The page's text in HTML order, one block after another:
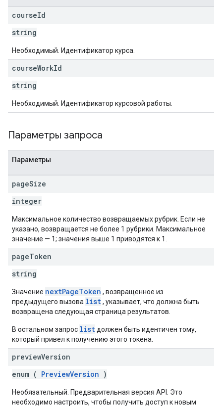
courseId
string
Необходимый. Идентификатор курса.
courseWorkId
string
Необходимый. Идентификатор курсовой работы.
Параметры запроса
Параметры
pageSize
integer
Максимальное количество возвращаемых рубрик. Если не
указано, возвращается не более 1 рубрики. Максимальное
значение — 1; значения выше 1 приводятся к 1.
pageToken
string
Значение nextPageToken , возвращенное из
предыдущего вызова list, указывает, что должна быть
возвращена следующая страница результатов.
В остальном запрос list должен быть идентичен тому,
который привел к получению этого токена.
previewVersion
enum ( PreviewVersion )
Необязательный. Предварительная версия API. Это
необходимо настроить, чтобы получить доступ к новым